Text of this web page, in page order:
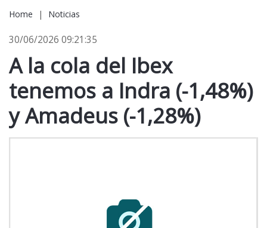
Home | Noticias
30/06/2026 09:21:35
A la cola del Ibex
tenemos a Indra (-1,48%)
y Amadeus (-1,28%)